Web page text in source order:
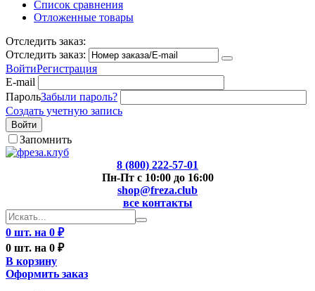
Список сравнения
Отложенные товары
Отследить заказ:
Отследить заказ:
ВойтиРегистрация
E-mail
ПарольЗабыли пароль?
Создать учетную запись
Войти
Запомнить
8 (800) 222-57-01
Пн-Пт с 10:00 до 16:00
shop@freza.club
все контакты
0 шт. на 0 ₽
0 шт. на 0 ₽
В корзину
Оформить заказ